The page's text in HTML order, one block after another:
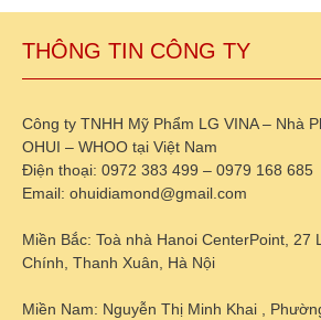
THÔNG TIN CÔNG TY
Công ty TNHH Mỹ Phẩm LG VINA – Nhà
OHUI – WHOO tại Việt Nam
Điện thoại: 0972 383 499 – 0979 168 685
Email: ohuidiamond@gmail.com
Miền Bắc: Toà nhà Hanoi CenterPoint, 27
Chính, Thanh Xuân, Hà Nội
Miền Nam: Nguyễn Thị Minh Khai ,